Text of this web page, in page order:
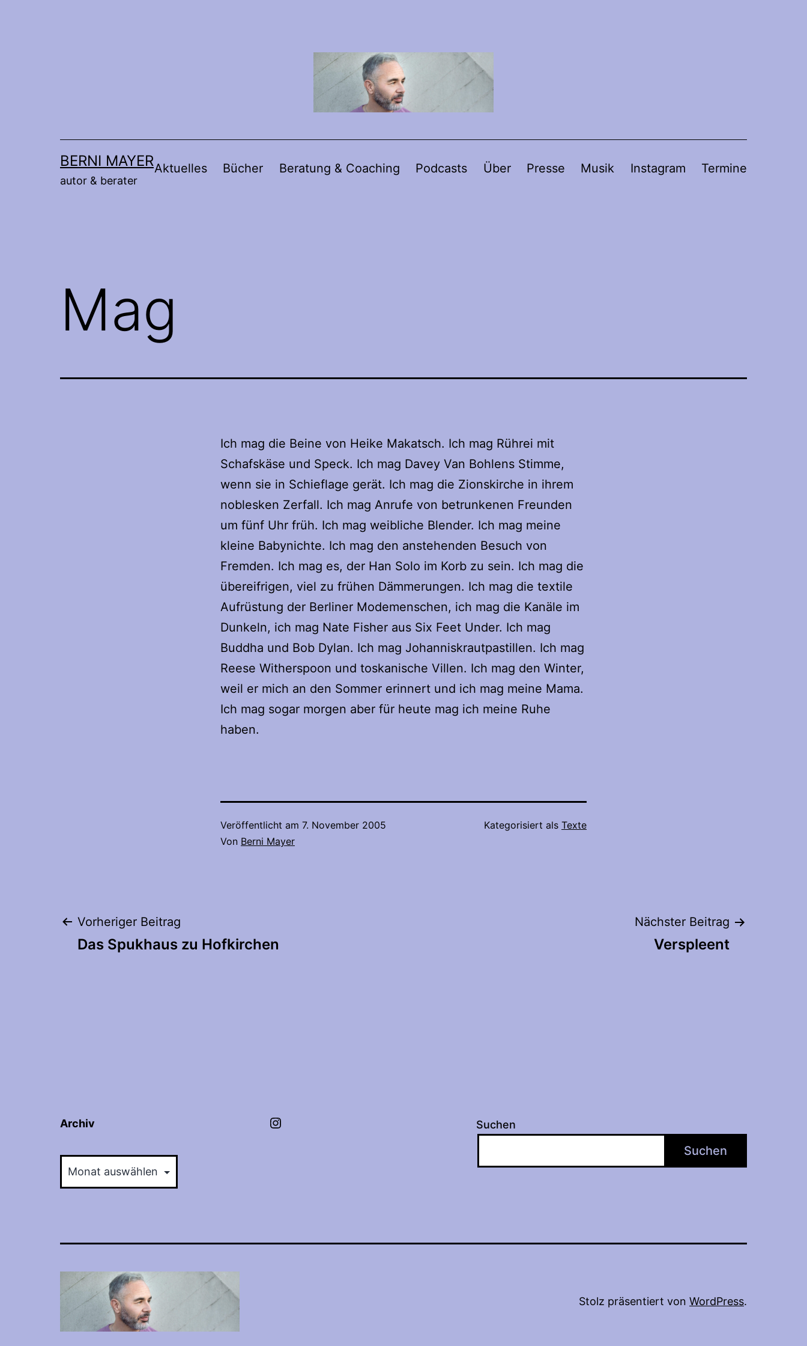
BERNI MAYER
autor & berater
Aktuelles Bücher Beratung & Coaching Podcasts Über Presse Musik Instagram Termine
Mag
Ich mag die Beine von Heike Makatsch. Ich mag Rührei mit
Schafskäse und Speck. Ich mag Davey Van Bohlens Stimme,
wenn sie in Schieflage gerät. Ich mag die Zionskirche in ihrem
noblesken Zerfall. Ich mag Anrufe von betrunkenen Freunden
um fünf Uhr früh. Ich mag weibliche Blender. Ich mag meine
kleine Babynichte. Ich mag den anstehenden Besuch von
Fremden. Ich mag es, der Han Solo im Korb zu sein. Ich mag die
übereifrigen, viel zu frühen Dämmerungen. Ich mag die textile
Aufrüstung der Berliner Modemenschen, ich mag die Kanäle im
Dunkeln, ich mag Nate Fisher aus Six Feet Under. Ich mag
Buddha und Bob Dylan. Ich mag Johanniskrautpastillen. Ich mag
Reese Witherspoon und toskanische Villen. Ich mag den Winter,
weil er mich an den Sommer erinnert und ich mag meine Mama.
Ich mag sogar morgen aber für heute mag ich meine Ruhe
haben.
Veröffentlicht am 7. November 2005
Von Berni Mayer
Kategorisiert als Texte
Beitragsnavigation
Vorheriger Beitrag
Das Spukhaus zu Hofkirchen
Nächster Beitrag
Verspleent
Archiv Instagram Suchen
Suchen
Stolz präsentiert von WordPress.